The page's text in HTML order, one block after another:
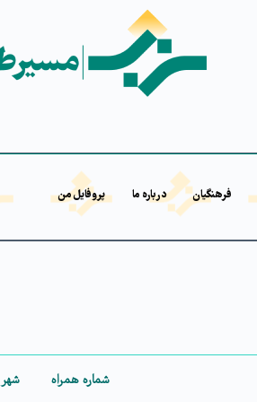
فرهنگیان درباره ما پروفایل من
شماره همراه شهر